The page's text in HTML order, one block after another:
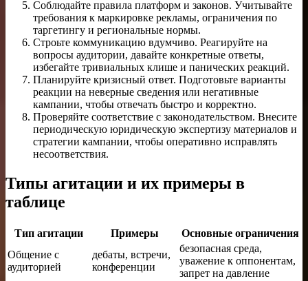
Соблюдайте правила платформ и законов. Учитывайте
требования к маркировке рекламы, ограничения по
таргетингу и региональные нормы.
Строьте коммуникацию вдумчиво. Реагируйте на
вопросы аудитории, давайте конкретные ответы,
избегайте тривиальных клише и панических реакций.
Планируйте кризисный ответ. Подготовьте варианты
реакции на неверные сведения или негативные
кампании, чтобы отвечать быстро и корректно.
Проверяйте соответствие с законодательством. Внесите
периодическую юридическую экспертизу материалов и
стратегии кампании, чтобы оперативно исправлять
несоответствия.
Типы агитации и их примеры в
таблице
Тип агитации Примеры
Основные ограничения
Общение с
аудиторией
дебаты, встречи,
конференции
безопасная среда,
уважение к оппонентам,
запрет на давление